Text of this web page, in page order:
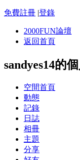
免費註冊 |登錄
2000FUN論壇
返回首頁
sandyes14的
空間首頁
動態
記錄
日誌
相冊
主題
分享